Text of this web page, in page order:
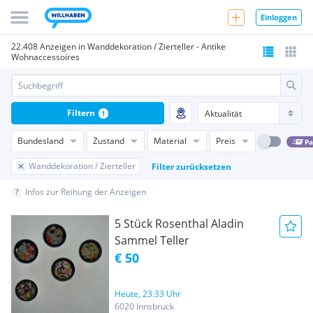
Einloggen
22.408 Anzeigen in Wanddekoration / Zierteller - Antike
Wohnaccessoires
Bundesland Zustand Material Preis
Wanddekoration / Zierteller Filter zurücksetzen
Filtern 1
Infos zur Reihung der Anzeigen
5 Stück Rosenthal Aladin
Sammel Teller
€ 50
Heute, 23:33 Uhr
6020 Innsbruck